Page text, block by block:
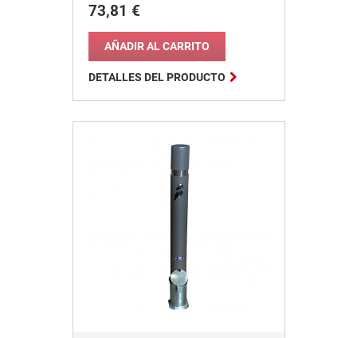
Precio
73,81 €

AÑADIR AL CARRITO
DETALLES DEL PRODUCTO